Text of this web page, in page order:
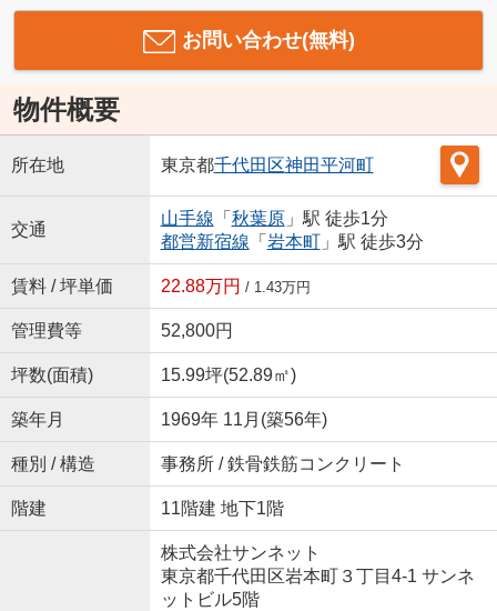
お問い合わせ(無料)
物件概要
所在地 東京都千代田区神田平河町
交通
山手線 「 秋葉原」駅 徒歩1分
都営新宿線 「 岩本町」駅 徒歩3分
賃料 / 坪単価 22.88万円 / 1.43万円
管理費等 52,800円
坪数(面積) 15.99坪(52.89㎡)
築年月 1969年 11月(築56年)
種別 / 構造 事務所 / 鉄骨鉄筋コンクリート
階建 11階建 地下1階
株式会社サンネット
東京都千代田区岩本町３丁目4-1 サンネ
ットビル5階